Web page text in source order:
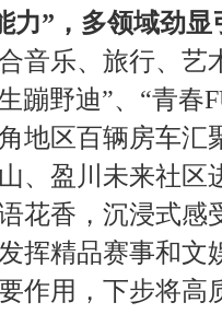
力”，多领域劲显
音乐、旅行、艺
蹦野迪”、“青春
地区百辆房车汇
、盈川未来社区
花香，沉浸式感
挥精品赛事和文
作用，下步将高